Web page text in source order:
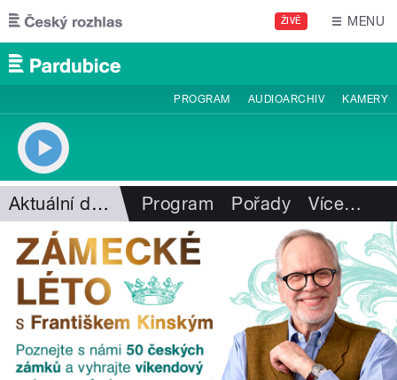
Přejít k hlavnímu obsahu
ŽIVĚ MENU
PROGRAM AUDIOARCHIV KAMERY
Aktuální dění Program Pořady Více…